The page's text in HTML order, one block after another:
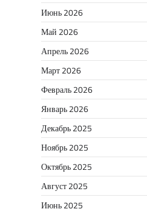
Июнь 2026
Май 2026
Апрель 2026
Март 2026
Февраль 2026
Январь 2026
Декабрь 2025
Ноябрь 2025
Октябрь 2025
Август 2025
Июнь 2025